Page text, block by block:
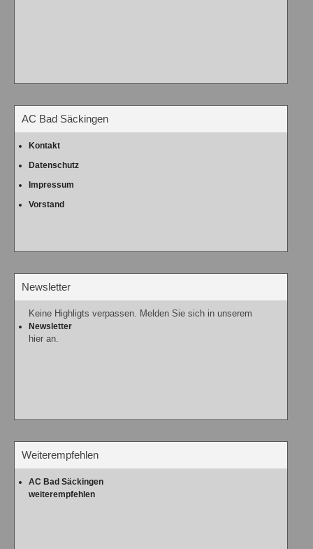
AC Bad Säckingen
Kontakt
Datenschutz
Impressum
Vorstand
Newsletter
Keine Highligts verpassen. Melden Sie sich in unserem
Newsletter
hier an.
Weiterempfehlen
AC Bad Säckingen
weiterempfehlen